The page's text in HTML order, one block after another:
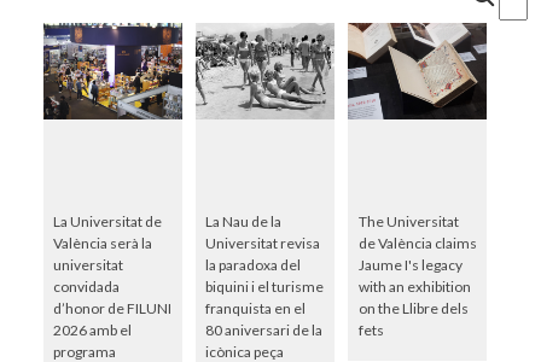
La Universitat de
València serà la
universitat
convidada
d’honor de FILUNI
2026 amb el
programa
La Nau de la
Universitat revisa
la paradoxa del
biquini i el turisme
franquista en el
80 aniversari de la
icònica peça
The Universitat
de València claims
Jaume I's legacy
with an exhibition
on the Llibre dels
fets